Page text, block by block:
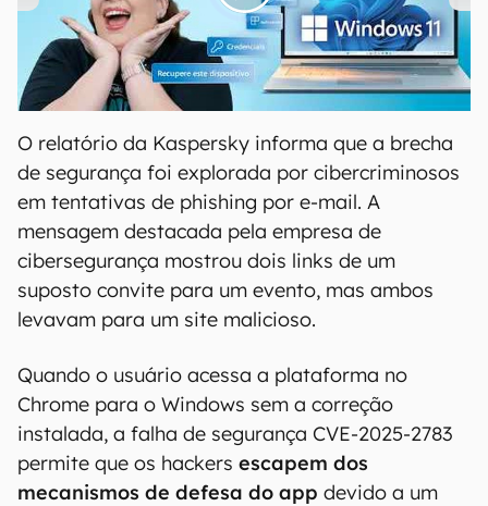
00:00 04:52
O relatório da Kaspersky informa que a brecha
de segurança foi explorada por cibercriminosos
em tentativas de phishing por e-mail. A
mensagem destacada pela empresa de
cibersegurança mostrou dois links de um
suposto convite para um evento, mas ambos
levavam para um site malicioso.
Quando o usuário acessa a plataforma no
Chrome para o Windows sem a correção
instalada, a falha de segurança CVE-2025-2783
permite que os hackers escapem dos
mecanismos de defesa do app devido a um